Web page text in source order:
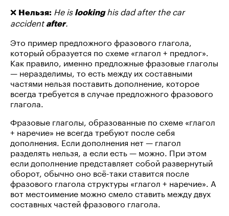
❌ Нельзя: He is lookinghis dad after the car
accident after.
Это пример предложного фразового глагола,
который образуется по схеме «глагол + предлог».
Как правило, именно предложные фразовые глаголы
— неразделимы, то есть между их составными
частями нельзя поставить дополнение, которое
всегда требуется в случае предложного фразового
глагола.
Фразовые глаголы, образованные по схеме «глагол
+ наречие» не всегда требуют после себя
дополнения. Если дополнения нет — глагол
разделять нельзя, а если есть — можно. При этом
если дополнение представляет собой развернутый
оборот, обычно оно всё-таки ставится после
фразового глагола структуры «глагол + наречие». А
вот местоимение можно смело ставить между двух
составных частей фразового глагола.